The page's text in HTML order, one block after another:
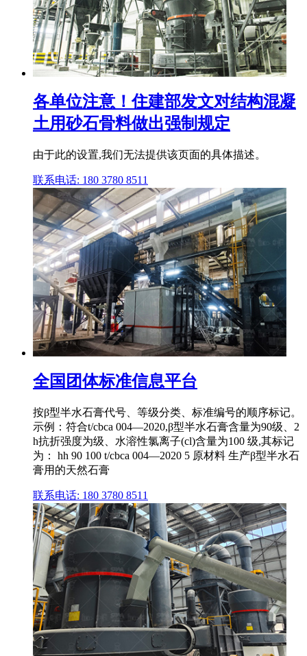
各单位注意！住建部发文对结构混凝
土用砂石骨料做出强制规定
由于此的设置,我们无法提供该页面的具体描述。
联系电话: 180 3780 8511
全国团体标准信息平台
按β型半水石膏代号、等级分类、标准编号的顺序标记。
示例：符合t/cbca 004—2020,β型半水石膏含量为90级、2
h抗折强度为级、水溶性氯离子(cl)含量为100 级,其标记
为： hh 90 100 t/cbca 004—2020 5 原材料 生产β型半水石
膏用的天然石膏
联系电话: 180 3780 8511